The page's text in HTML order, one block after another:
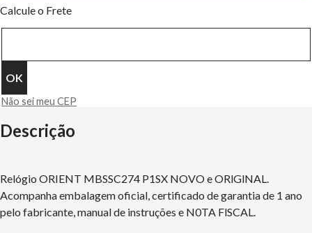
Calcule o Frete
Não sei meu CEP
Descrição
Relógio ORIENT MBSSC274 P1SX NOVO e ORlGlNAL.
Acompanha embalagem oficial, certificado de garantia de 1 ano
pelo fabricante, manual de instruções e N0TA FlSCAL.